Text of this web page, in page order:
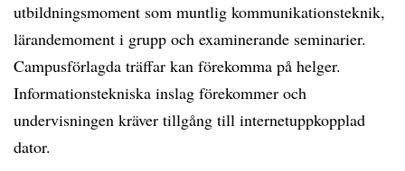
utbildningsmoment som muntlig kommunikationsteknik,
lärandemoment i grupp och examinerande seminarier.
Campusförlagda träffar kan förekomma på helger.
Informationstekniska inslag förekommer och
undervisningen kräver tillgång till internetuppkopplad
dator.